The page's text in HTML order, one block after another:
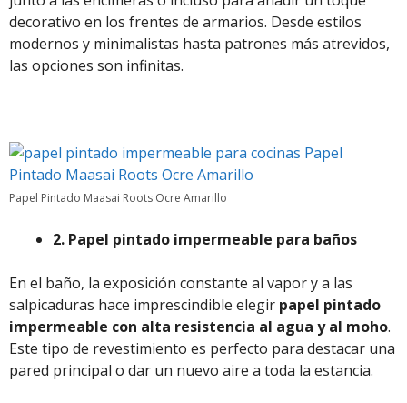
decorativo en los frentes de armarios. Desde estilos
modernos y minimalistas hasta patrones más atrevidos,
las opciones son infinitas.
Papel Pintado Maasai Roots Ocre Amarillo
2. Papel pintado impermeable para baños
En el baño, la exposición constante al vapor y a las
salpicaduras hace imprescindible elegir papel pintado
impermeable con alta resistencia al agua y al moho.
Este tipo de revestimiento es perfecto para destacar una
pared principal o dar un nuevo aire a toda la estancia.